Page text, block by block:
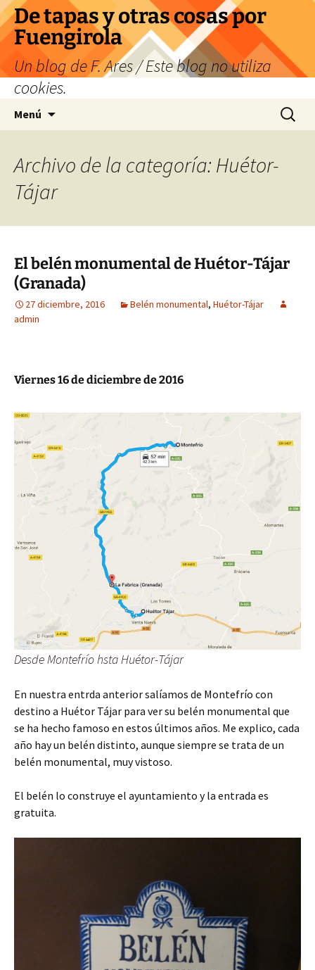
Saltar
al
contenido
De tapas y otras cosas por
Fuengirola
Un blog de F. Ares / Este blog no utiliza
cookies.
Menú Buscar:
Archivo de la categoría: Huétor-
Tájar
El belén monumental de Huétor-Tájar
(Granada)
27 diciembre, 2016 Belén monumental, Huétor-Tájar
admin
Viernes 16 de diciembre de 2016
Desde Montefrío hsta Huétor-Tájar
En nuestra entrda anterior salíamos de Montefrío con
destino a Huétor Tájar para ver su belén monumental que
se ha hecho famoso en estos últimos años. Me explico, cada
año hay un belén distinto, aunque siempre se trata de un
belén monumental, muy vistoso.
El belén lo construye el ayuntamiento y la entrada es
gratuita.